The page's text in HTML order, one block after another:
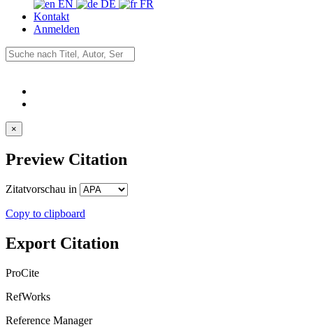
EN
DE
FR
Kontakt
Anmelden
×
Preview Citation
Zitatvorschau in
Copy to clipboard
Export Citation
ProCite
RefWorks
Reference Manager